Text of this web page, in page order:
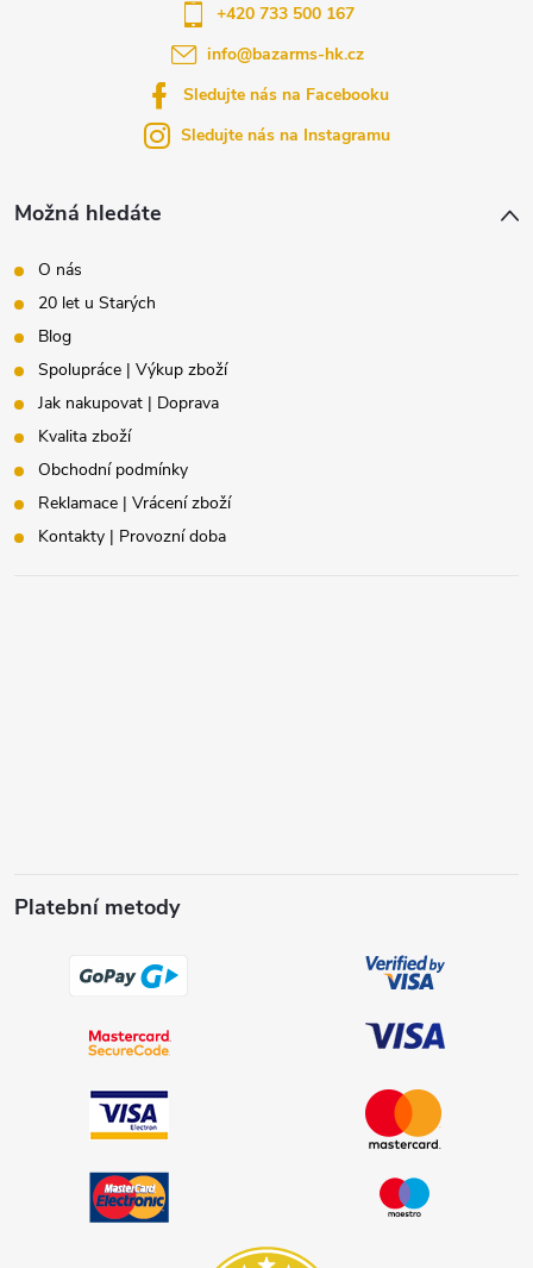
Možná hledáte
O nás
20 let u Starých
Blog
Spolupráce | Výkup zboží
Jak nakupovat | Doprava
Kvalita zboží
Obchodní podmínky
Reklamace | Vrácení zboží
Kontakty | Provozní doba
Platební metody
info@bazarms-hk.cz
+420 733 500 167
Sledujte nás na Facebooku
Sledujte nás na Instagramu